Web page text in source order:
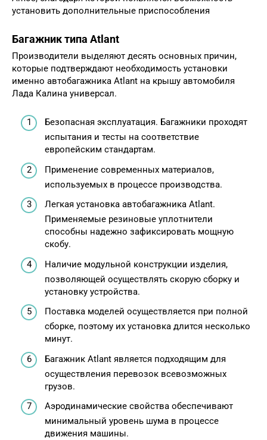
установить дополнительные приспособления
Багажник типа Atlant
Производители выделяют десять основных причин,
которые подтверждают необходимость установки
именно автобагажника Atlant на крышу автомобиля
Лада Калина универсал.
Безопасная эксплуатация. Багажники проходят
испытания и тесты на соответствие
европейским стандартам.
Применение современных материалов,
используемых в процессе производства.
Легкая установка автобагажника Atlant.
Применяемые резиновые уплотнители
способны надежно зафиксировать мощную
скобу.
Наличие модульной конструкции изделия,
позволяющей осуществлять скорую сборку и
установку устройства.
Поставка моделей осуществляется при полной
сборке, поэтому их установка длится несколько
минут.
Багажник Atlant является подходящим для
осуществления перевозок всевозможных
грузов.
Аэродинамические свойства обеспечивают
минимальный уровень шума в процессе
движения машины.